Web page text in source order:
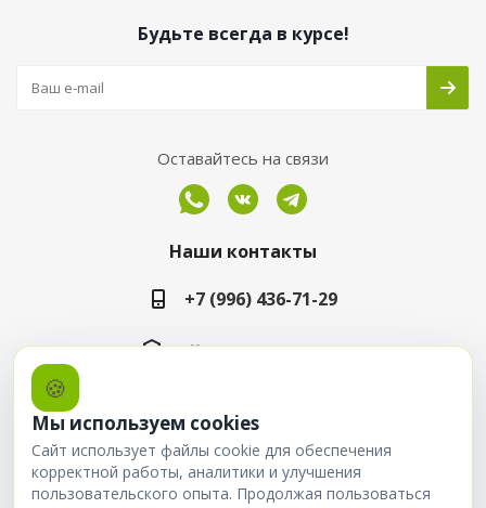
Будьте всегда в курсе!
Оставайтесь на связи
Наши контакты
+7 (996) 436-71-29
office@ergomarket.ru
🍪
Мы используем cookies
Сайт использует файлы cookie для обеспечения
корректной работы, аналитики и улучшения
пользовательского опыта. Продолжая пользоваться